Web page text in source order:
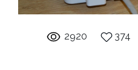
2920 374